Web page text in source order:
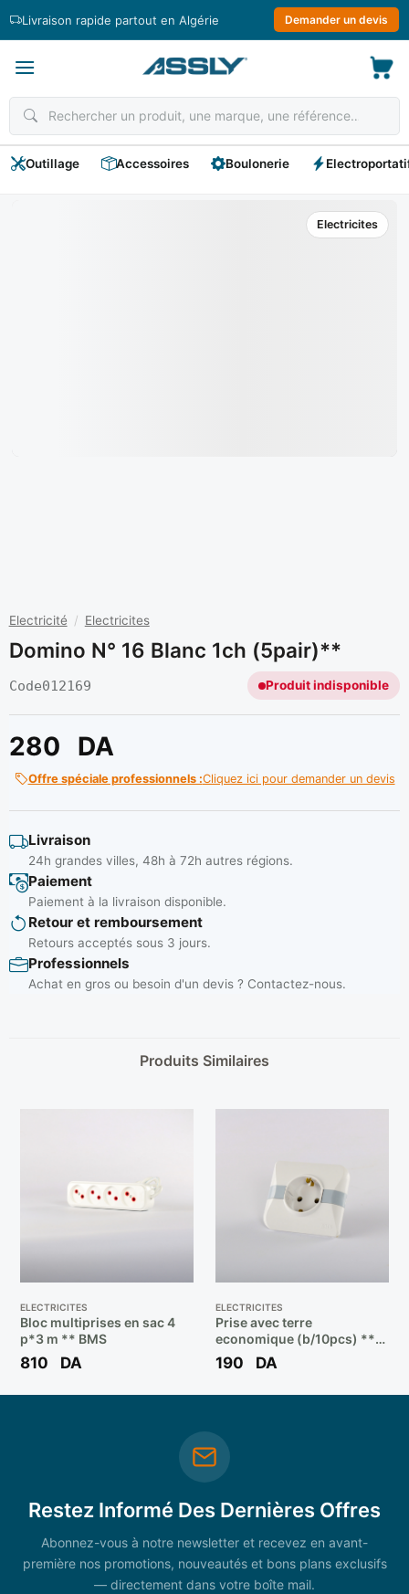
Livraison rapide partout en Algérie Demander un devis
Outillage Accessoires Boulonerie
Electricites
Electricité / Electricites
Domino N° 16 Blanc 1ch (5pair)**
Code012169 Produit indisponible
280 DA
Offre spéciale professionnels :Cliquez ici pour demander un devis
Livraison
24h grandes villes, 48h à 72h autres régions.
Paiement
Paiement à la livraison disponible.
Retour et remboursement
Retours acceptés sous 3 jours.
Professionnels
Achat en gros ou besoin d'un devis ? Contactez-nous.
Produits Similaires
ELECTRICITES
Bloc multiprises en sac 4
p*3 m ** BMS
810 DA
ELECTRICITES
Prise avec terre
economique (b/10pcs) **
BMS
190 DA
Restez Informé Des Dernières Offres
Abonnez-vous à notre newsletter et recevez en avant-
première nos promotions, nouveautés et bons plans exclusifs
— directement dans votre boîte mail.